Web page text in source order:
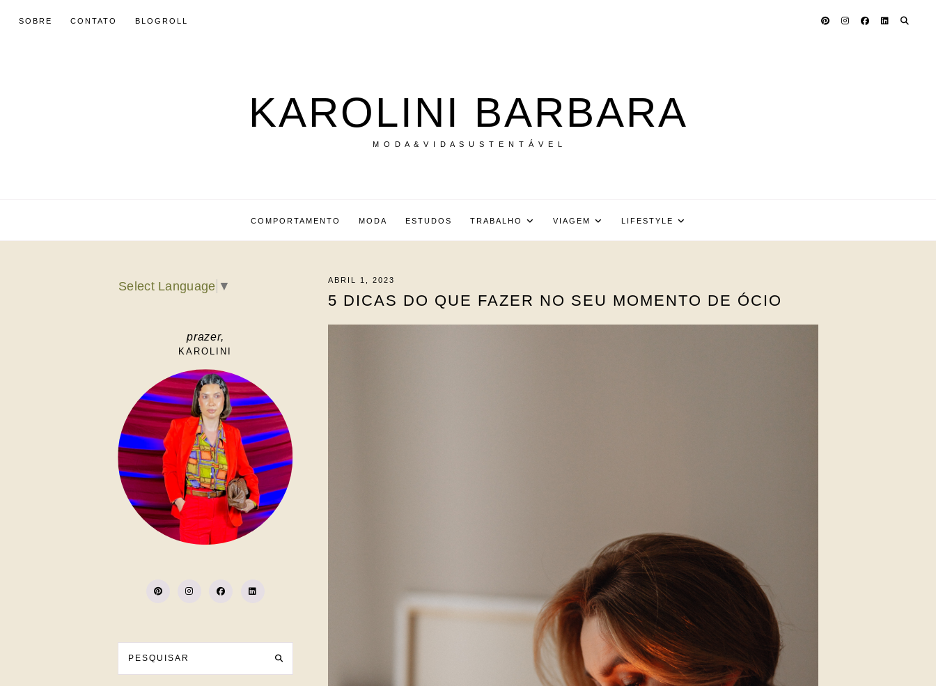
SOBRE CONTATO BLOGROLL
KAROLINI BARBARA
M O D A & V I D A S U S T E N T Á V E L
COMPORTAMENTO MODA ESTUDOS TRABALHO VIAGEM LIFESTYLE
ABRIL 1, 2023
5 DICAS DO QUE FAZER NO SEU MOMENTO DE ÓCIO
Select Language ▼
prazer,
KAROLINI